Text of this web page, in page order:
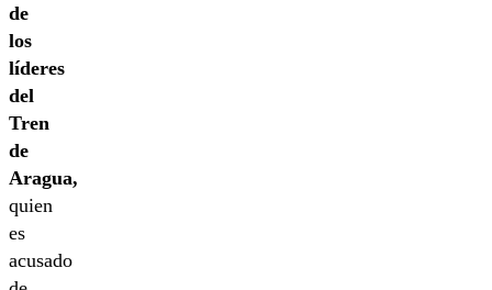
de
los
líderes
del
Tren
de
Aragua,
quien
es
acusado